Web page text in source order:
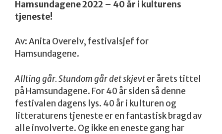
Hamsundagene 2022 – 40 år i kulturens
tjeneste!
Av: Anita Overelv, festivalsjef for
Hamsundagene.
Allting går. Stundom går det skjevter årets tittel
på Hamsundagene. For 40 år siden så denne
festivalen dagens lys. 40 år i kulturen og
litteraturens tjeneste er en fantastisk bragd av
alle involverte. Og ikke en eneste gang har